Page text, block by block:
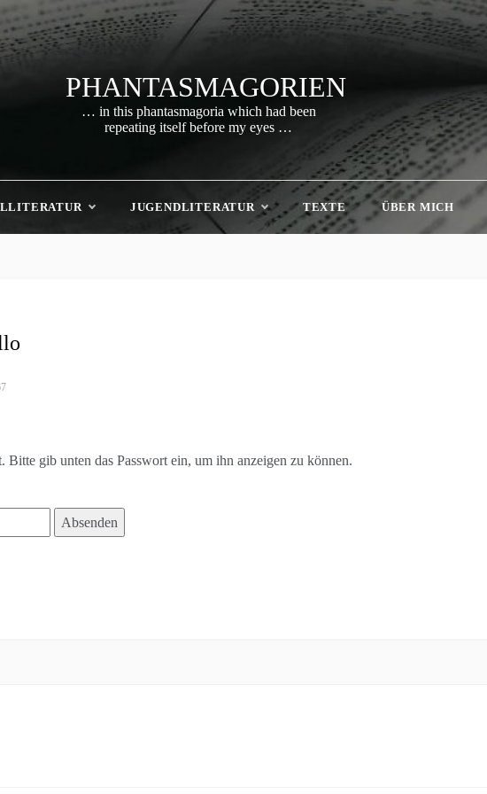
PHANTASMAGORIEN
… in this phantasmagoria which had been
repeating itself before my eyes …
JUGENDLITERATUR TEXTE ÜBER MICH
Bitte gib unten das Passwort ein, um ihn anzeigen zu können.